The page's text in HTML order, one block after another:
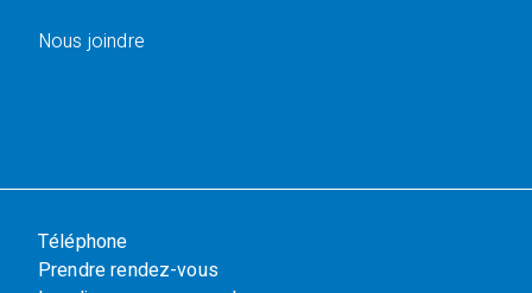
Nous joindre
Téléphone
Prendre rendez-vous